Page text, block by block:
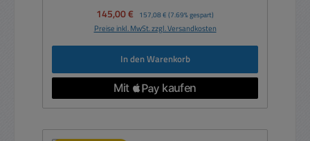
Verkaufspreis:
145,00 € Regulärer Preis:
157,08 € (7.69% gespart)
Preise inkl. MwSt. zzgl. Versandkosten
In den Warenkorb